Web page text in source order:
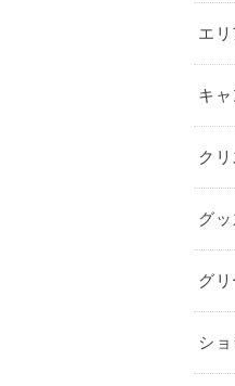
エ
キャ
ク
グッ
グ
シ